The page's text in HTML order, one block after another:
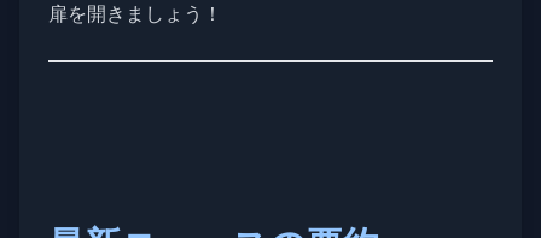
扉を開きましょう！